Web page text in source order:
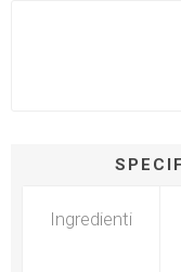
Ingredienti